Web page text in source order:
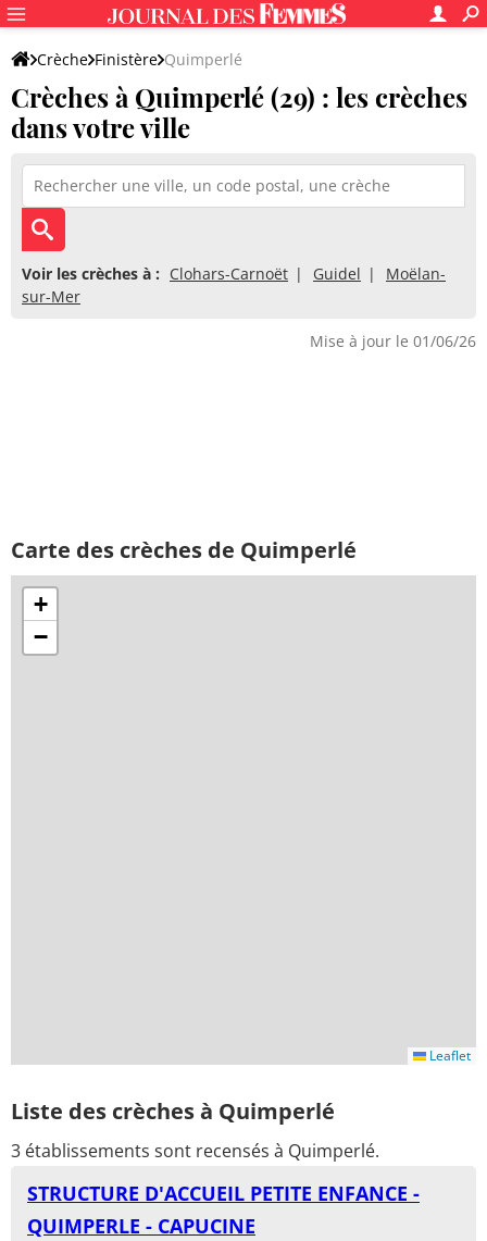
Crèche Finistère Quimperlé
Crèches à Quimperlé (29) : les crèches
dans votre ville
Voir les crèches à : Clohars-Carnoët Guidel
Moëlan-
sur-Mer
Mise à jour le 01/06/26
Carte des crèches de Quimperlé
+
−
Leaflet
Liste des crèches à Quimperlé
3 établissements sont recensés à Quimperlé.
STRUCTURE D'ACCUEIL PETITE ENFANCE -
QUIMPERLE - CAPUCINE